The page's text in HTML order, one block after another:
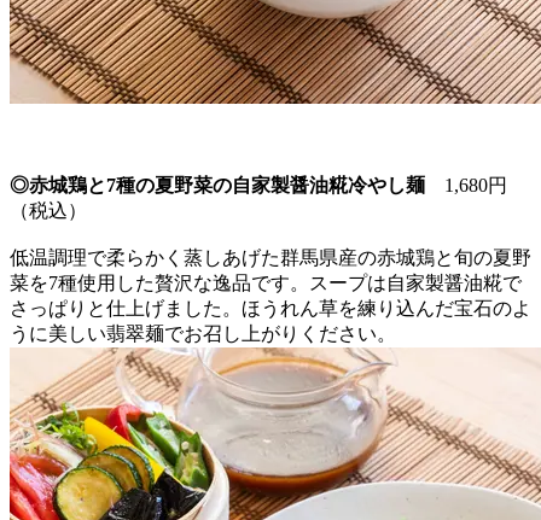
◎赤城鶏と7種の夏野菜の自家製醤油糀冷やし麺 1,680円
（税込）
低温調理で柔らかく蒸しあげた群馬県産の赤城鶏と旬の夏野
菜を7種使用した贅沢な逸品です。スープは自家製醤油糀で
さっぱりと仕上げました。ほうれん草を練り込んだ宝石のよ
うに美しい翡翠麺でお召し上がりください。